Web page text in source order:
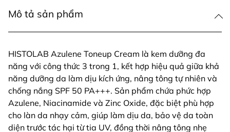
Mô tả sản phẩm
HISTOLAB Azulene Toneup Cream là kem dưỡng đa
năng với công thức 3 trong 1, kết hợp hiệu quả giữa khả
năng dưỡng da làm dịu kích ứng, nâng tông tự nhiên và
chống nắng SPF 50 PA+++. Sản phẩm chứa phức hợp
Azulene, Niacinamide và Zinc Oxide, đặc biệt phù hợp
cho làn da nhạy cảm, giúp làm dịu da, bảo vệ da toàn
diện trước tác hại từ tia UV, đồng thời nâng tông nhẹ